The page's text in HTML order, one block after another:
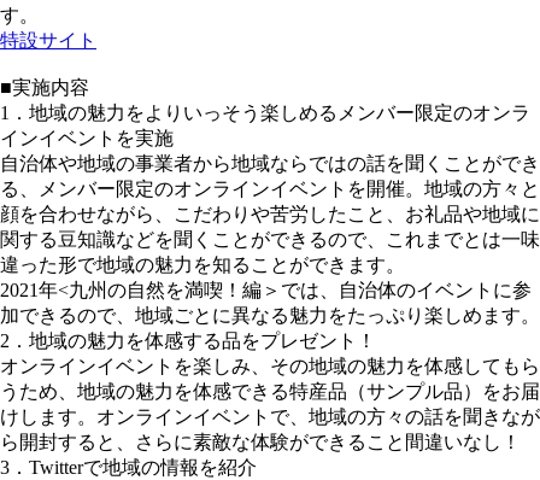
す。
特設サイト
■実施内容
1．地域の魅力をよりいっそう楽しめるメンバー限定のオンラ
インイベントを実施
自治体や地域の事業者から地域ならではの話を聞くことができ
る、メンバー限定のオンラインイベントを開催。地域の方々と
顔を合わせながら、こだわりや苦労したこと、お礼品や地域に
関する豆知識などを聞くことができるので、これまでとは一味
違った形で地域の魅力を知ることができます。
2021年<九州の自然を満喫！編＞では、自治体のイベントに参
加できるので、地域ごとに異なる魅力をたっぷり楽しめます。
2．地域の魅力を体感する品をプレゼント！
オンラインイベントを楽しみ、その地域の魅力を体感してもら
うため、地域の魅力を体感できる特産品（サンプル品）をお届
けします。オンラインイベントで、地域の方々の話を聞きなが
ら開封すると、さらに素敵な体験ができること間違いなし！
3．Twitterで地域の情報を紹介